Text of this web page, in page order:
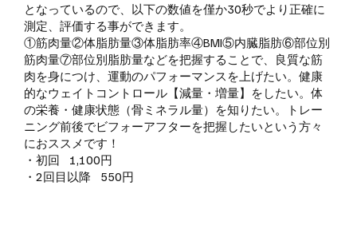
となっているので、以下の数値を僅か30秒でより正確に
測定、評価する事ができます。
①筋肉量②体脂肪量③体脂肪率④BMI⑤内臓脂肪⑥部位別
筋肉量⑦部位別脂肪量などを把握することで、良質な筋
肉を身につけ、運動のパフォーマンスを上げたい。健康
的なウェイトコントロール【減量・増量】をしたい。体
の栄養・健康状態（骨ミネラル量）を知りたい。トレー
ニング前後でビフォーアフターを把握したいという方々
におススメです！
・初回 1,100円
・2回目以降 550円